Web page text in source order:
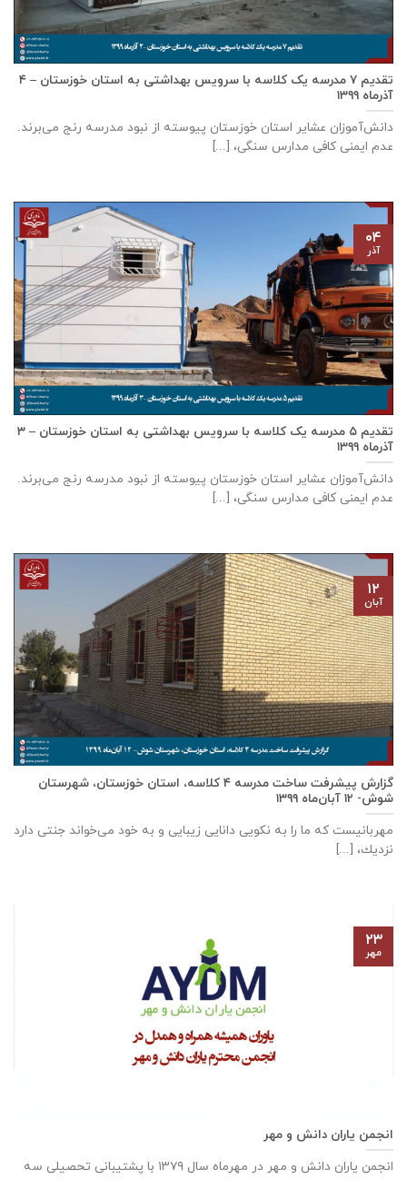
تقدیم ۷ مدرسه یک کلاسه با سرويس بهداشتی به استان خوزستان – ۴
آذر‌ماه ۱۳۹۹
دانش‌آموزان عشایر استان خوزستان پيوسته از نبود مدرسه رنج می‌برند.
عدم ایمنی کافی مدارس سنگی، [...]
تقدیم ۵ مدرسه یک کلاسه با سرويس بهداشتی به استان خوزستان – ۳
آذر‌ماه ۱۳۹۹
دانش‌آموزان عشایر استان خوزستان پيوسته از نبود مدرسه رنج می‌برند.
عدم ایمنی کافی مدارس سنگی، [...]
۰۴
آذر
گزارش پیشرفت ساخت مدرسه ٤ كلاسه، استان خوزستان، شهرستان
شوش- ۱۲ آبان‌ماه ۱۳۹۹
مهربانيست كه ما را به نكويی دانايی زيبايی و به خود می‌خواند جنتی دارد
نزديك، [...]
۱۲
آبان
انجمن یاران دانش و مهر
انجمن یاران دانش و مهر در مهرماه سال ۱۳۷۹ با پشتیبانی تحصیلی سه
۲۳
مهر